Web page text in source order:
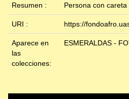
Resumen : Persona con
URI : https://
Aparece en
las
colecciones:
ESMERALDAS -